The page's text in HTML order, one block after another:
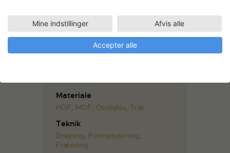
Sophia Kalkau
Dimitteret fra Det Kgl. Danske
Materiale
HDF, MDF, Opalglas, Træ
Teknik
Drejning Formatsavning
Fræsning
Mine indstillinger Afvis alle
Accepter alle